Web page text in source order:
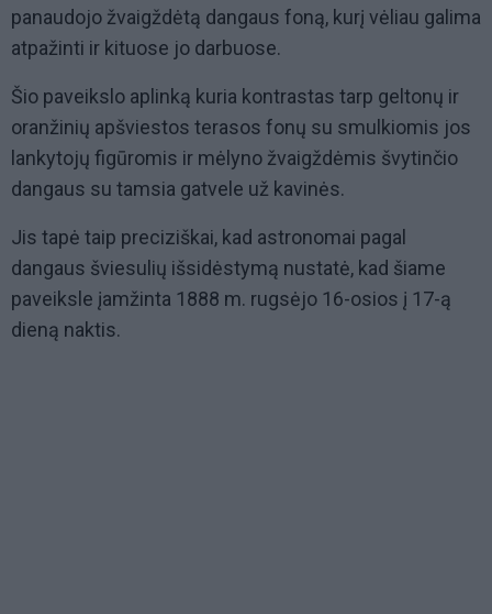
panaudojo žvaigždėtą dangaus foną, kurį vėliau galima
atpažinti ir kituose jo darbuose.
Šio paveikslo aplinką kuria kontrastas tarp geltonų ir
oranžinių apšviestos terasos fonų su smulkiomis jos
lankytojų figūromis ir mėlyno žvaigždėmis švytinčio
dangaus su tamsia gatvele už kavinės.
Jis tapė taip preciziškai, kad astronomai pagal
dangaus šviesulių išsidėstymą nustatė, kad šiame
paveiksle įamžinta 1888 m. rugsėjo 16-osios į 17-ą
dieną naktis.